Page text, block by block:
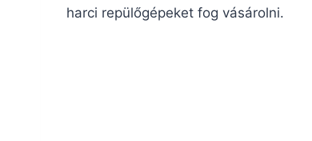
harci repülőgépeket fog vásárolni.